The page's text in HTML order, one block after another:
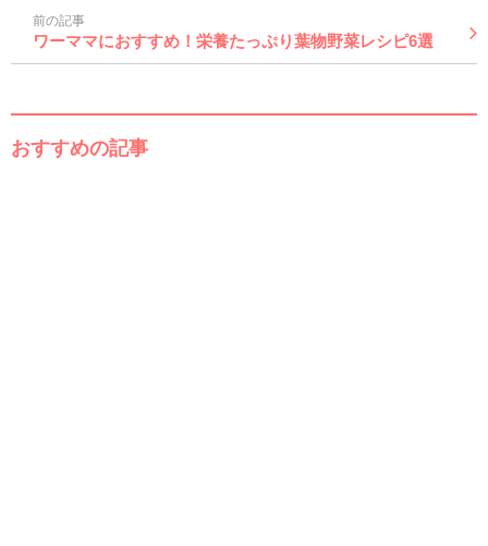
前の記事
ワーママにおすすめ！栄養たっぷり葉物野菜レシピ6選
おすすめの記事